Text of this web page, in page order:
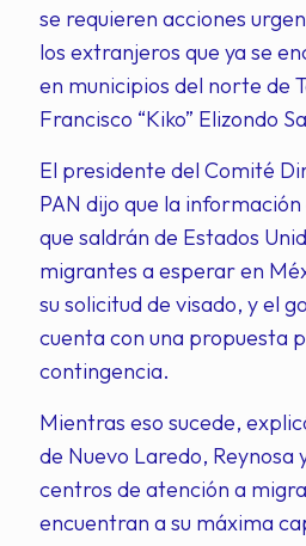
se requieren acciones
los extranjeros que ya se
en municipios del norte de
Francisco “Kiko” Elizondo
El presidente del Comité
PAN dijo que la
que saldrán de Estados
migrantes a esperar en
su solicitud de visado, y el
cuenta con una propuesta
contingencia.
Mientras eso sucede,
de Nuevo Laredo, Reynosa
centros de atención a
encuentran a su máxima